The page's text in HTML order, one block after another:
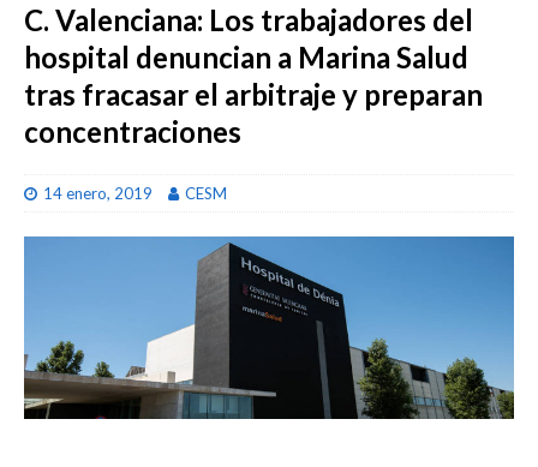
C. Valenciana: Los trabajadores del
hospital denuncian a Marina Salud
tras fracasar el arbitraje y preparan
concentraciones
14 enero, 2019 CESM